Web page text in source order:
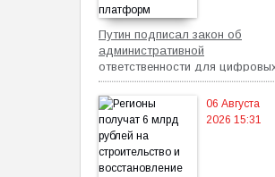
Путин подписал закон об
административной
ответственности для
платформ
06 Августа
2026 15:31